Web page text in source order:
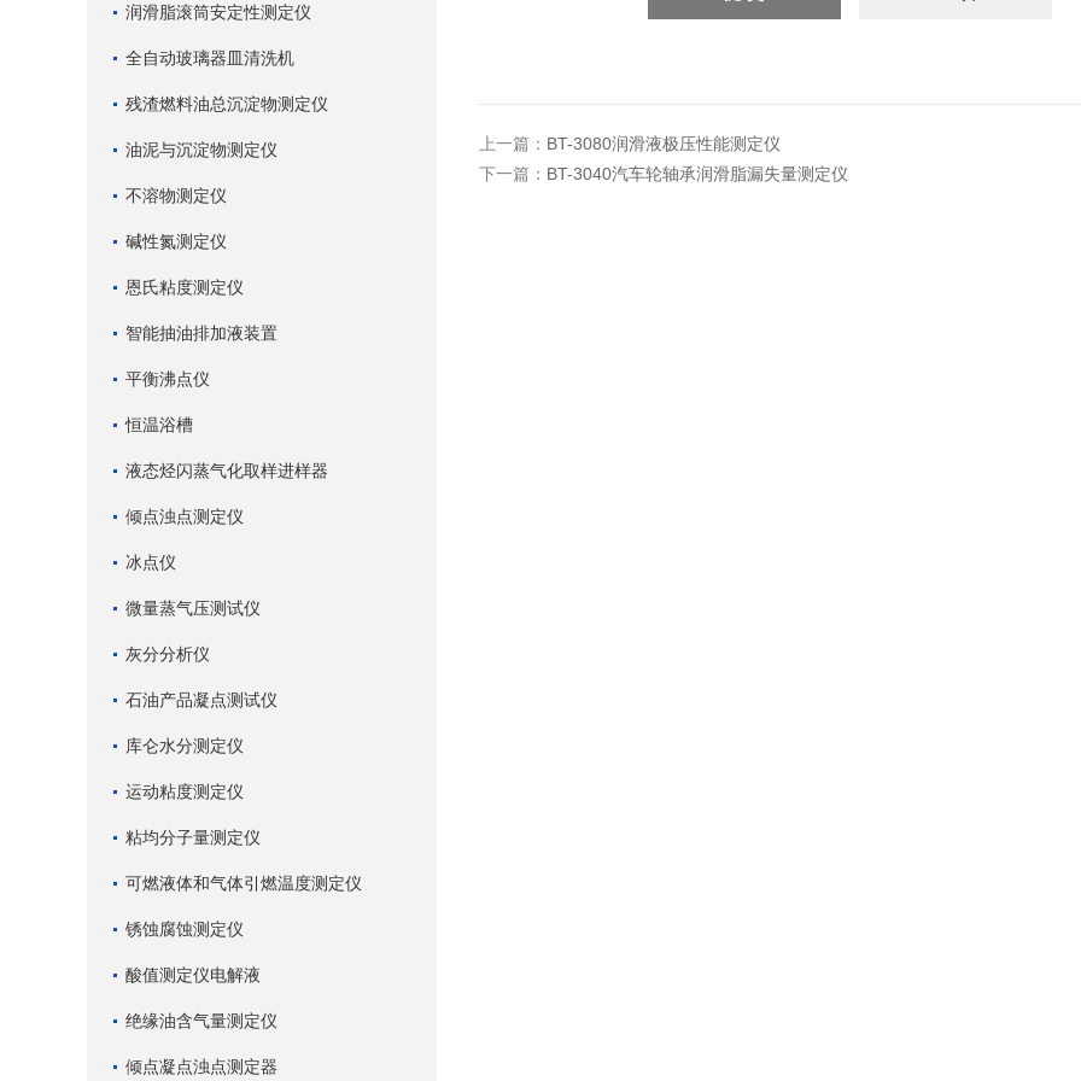
润滑脂滚筒安定性测定仪
全自动玻璃器皿清洗机
残渣燃料油总沉淀物测定仪
油泥与沉淀物测定仪
不溶物测定仪
碱性氮测定仪
恩氏粘度测定仪
智能抽油排加液装置
平衡沸点仪
恒温浴槽
液态烃闪蒸气化取样进样器
倾点浊点测定仪
冰点仪
微量蒸气压测试仪
灰分分析仪
石油产品凝点测试仪
库仑水分测定仪
运动粘度测定仪
粘均分子量测定仪
可燃液体和气体引燃温度测定仪
锈蚀腐蚀测定仪
酸值测定仪电解液
绝缘油含气量测定仪
倾点凝点浊点测定器
上一篇： BT-3080润滑液极压性能测定仪
下一篇： BT-3040汽车轮轴承润滑脂漏失量测定仪